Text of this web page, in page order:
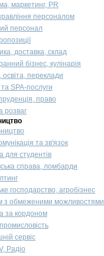
маркетинг, PR
персоналом
персонал
доставка, склад
бізнес, кулінарія
освіта, переклади
SPA-послуги
право
розваг
та зв'язок
для студентів
справа, ломбарди
господарство, агробізнес
з обмеженими можливостями
за кордоном
сервіс
Радіо